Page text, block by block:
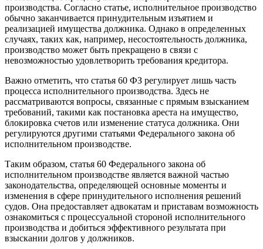
производства. Согласно статье, исполнительное производство
обычно заканчивается принудительным изъятием и
реализацией имущества должника. Однако в определенных
случаях, таких как, например, несостоятельность должника,
производство может быть прекращено в связи с
невозможностью удовлетворить требования кредитора.
Важно отметить, что статья 60 ФЗ регулирует лишь часть
процесса исполнительного производства. Здесь не
рассматриваются вопросы, связанные с прямым взысканием
требований, такими как постановка ареста на имущество,
блокировка счетов или изменение статуса должника. Они
регулируются другими статьями Федерального закона об
исполнительном производстве.
Таким образом, статья 60 Федерального закона об
исполнительном производстве является важной частью
законодательства, определяющей основные моменты и
изменения в сфере принудительного исполнения решений
судов. Она предоставляет адвокатам и приставам возможность
ознакомиться с процессуальной стороной исполнительного
производства и добиться эффективного результата при
взыскании долгов у должников.